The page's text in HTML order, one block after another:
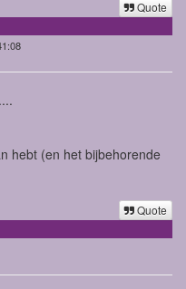
Quote
hebt (en het bijbehorende
Quote